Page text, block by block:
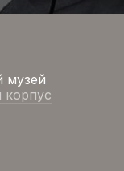
музей
корпус